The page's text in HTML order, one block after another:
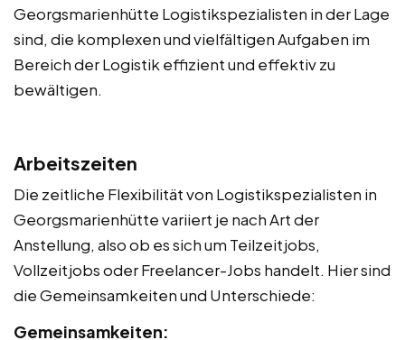
Georgsmarienhütte Logistikspezialisten in der Lage
sind, die komplexen und vielfältigen Aufgaben im
Bereich der Logistik effizient und effektiv zu
bewältigen.
Arbeitszeiten
Die zeitliche Flexibilität von Logistikspezialisten in
Georgsmarienhütte variiert je nach Art der
Anstellung, also ob es sich um Teilzeitjobs,
Vollzeitjobs oder Freelancer-Jobs handelt. Hier sind
die Gemeinsamkeiten und Unterschiede:
Gemeinsamkeiten: